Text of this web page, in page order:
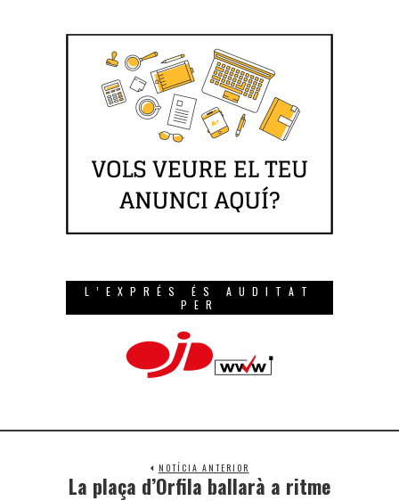
L’EXPRÉS ÉS AUDITAT
PER
NOTÍCIA ANTERIOR
La plaça d’Orfila ballarà a ritme